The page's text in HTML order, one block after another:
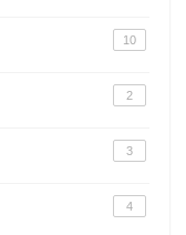
10
2
3
4